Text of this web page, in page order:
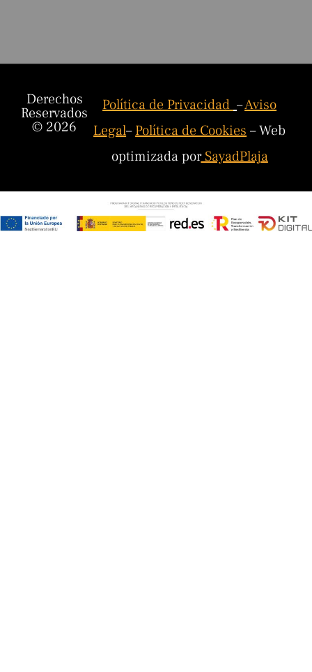
Derechos
Reservados
© 2026
Política de Privacidad–Aviso
Legal–Política de Cookies– Web
optimizada porSayadPlaja